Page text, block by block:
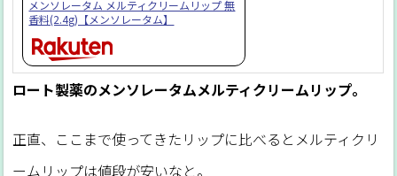
メンソレータム メルティクリームリップ 無
香料(2.4g)【メンソレータム】
ロート製薬のメンソレータムメルティクリームリップ。
正直、ここまで使ってきたリップに比べるとメルティクリ
ームリップは値段が安いなと。